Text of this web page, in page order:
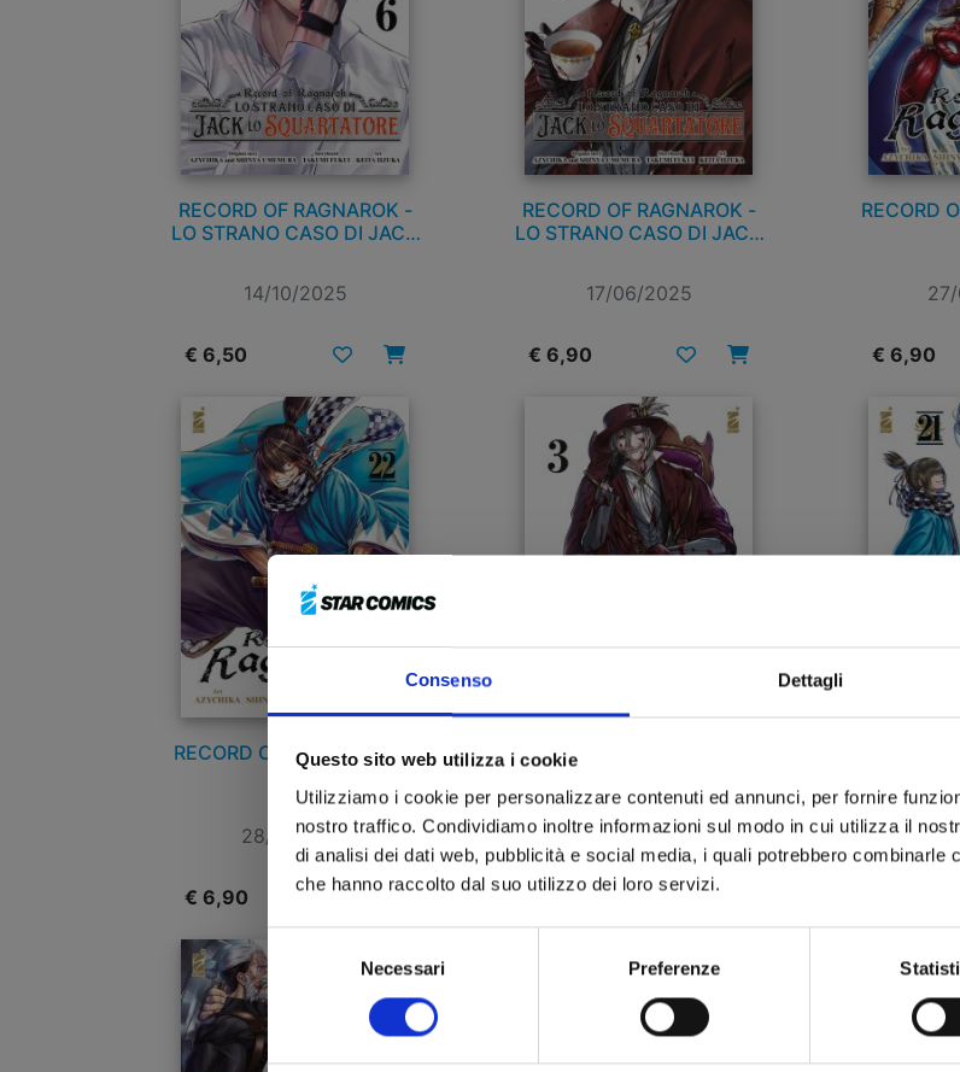
Consenso Dettagli
Questo sito web utilizza i cookie
Utilizziamo i cookie per personalizzare contenuti ed annunci, per fornire
nostro traffico. Condividiamo inoltre informazioni sul modo in cui utilizza il
di analisi dei dati web, pubblicità e social media, i quali potrebbero combinarle
che hanno raccolto dal suo utilizzo dei loro servizi.
del
consenso
Necessari Preferenze
RECORD OF RAGNAROK -
LO STRANO CASO DI JACK
14/10/2025
€ 6,50
RECORD OF RAGNAROK -
LO STRANO CASO DI JACK
17/06/2025
€ 6,90
RECORD
€ 6,90
RECORD OF RAGNAROK n.
22
28/01/2025
€ 6,90
RECORD OF RAGNAROK -
LO SQUARTATORE n. 3
19/11/2024
€ 6,90